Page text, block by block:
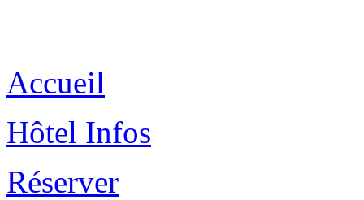
Accueil
Hôtel Infos
Réserver